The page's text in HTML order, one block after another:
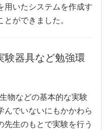
用いたシステムを作成す
ができました。
験器具など勉強環
物などの基本的な実験
んでいないにもかかわら
生のもとで実験を行う